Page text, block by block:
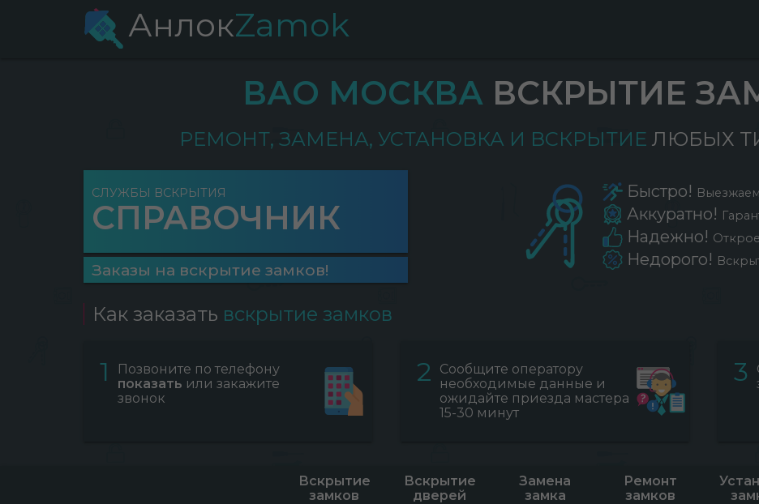
АнлокZamok
ВАО МОСКВАВСКРЫТИЕ
РЕМОНТ, ЗАМЕНА, УСТАНОВКА И ВСКРЫТИЕЛЮБЫХ
СЛУЖБЫ ВСКРЫТИЯ
СПРАВОЧНИК
Заказы на вскрытие замков!
Быстро!
Аккуратно!
Надежно!
Недорого!
Как заказать вскрытие замков
1
Позвоните по телефону
показать или закажите
звонок
2
Сообщите оператору
необходимые данные и
ожидайте приезда мастера
15-30 минут
3
Вскрытие
замков
Вскрытие
дверей
Замена
замка
Ремонт
замков